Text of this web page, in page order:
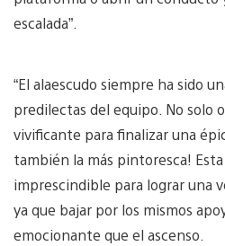
escalada”.
“El alaescudo siempre ha sido
predilectas del equipo. No solo
vivificante para finalizar una
también la más pintoresca!
imprescindible para lograr una
ya que bajar por los mismos
emocionante que el ascenso.